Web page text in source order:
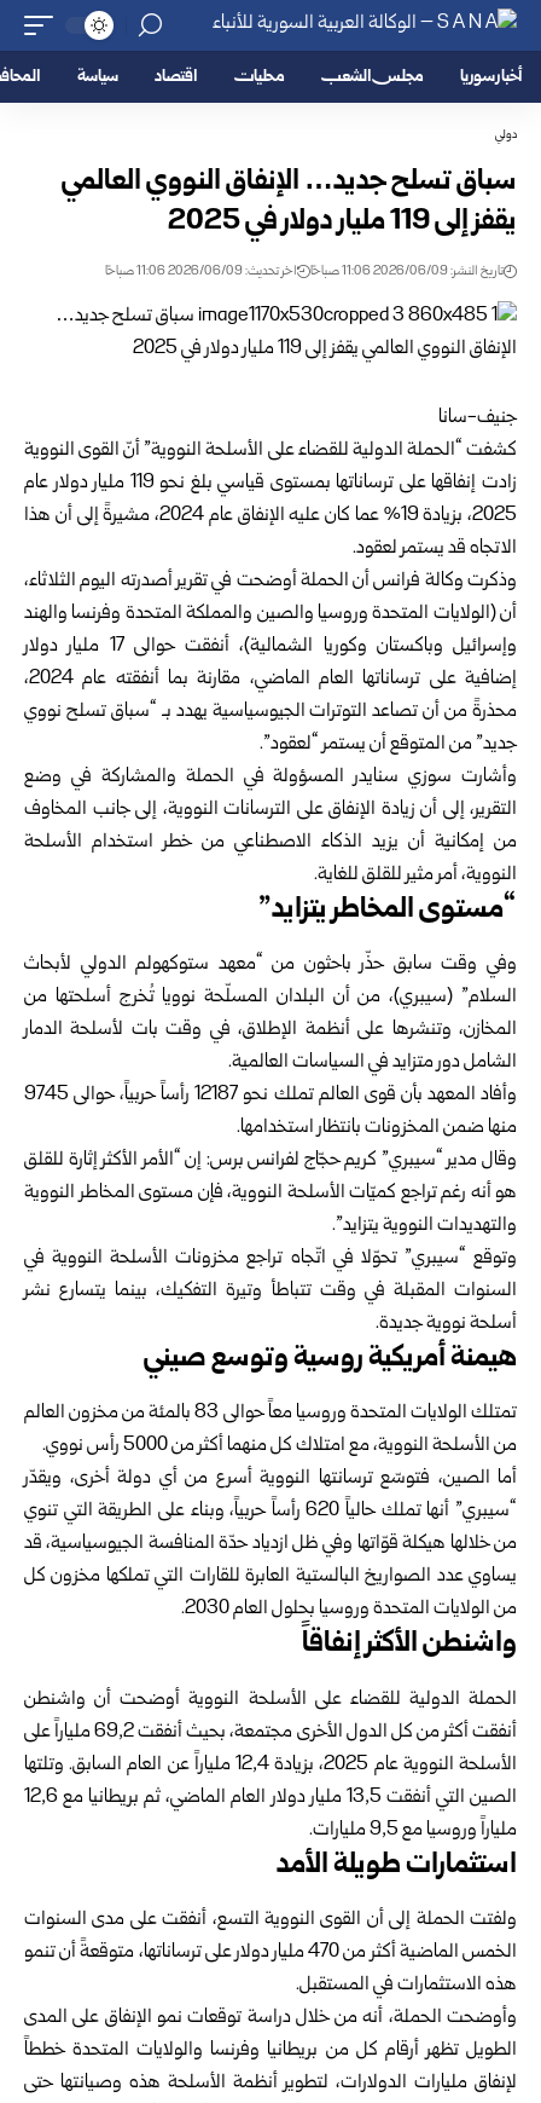
أخبار سوريا مجلس الشعب محليات اقتصاد سياسة
دولي
سباق تسلح جديد… الإنفاق النووي العالمي
يقفز إلى 119 مليار دولار في 2025
تاريخ النشر: 2026/06/09 11:06 صباحًا اخر تحديث: 2026/06/09 11:06 صباحًا
جنيف-سانا
كشفت “الحملة الدولية للقضاء على الأسلحة النووية” أنّ القوى النووية
زادت إنفاقها على ترساناتها بمستوى قياسي بلغ نحو 119 مليار دولار عام
2025، بزيادة 19% عما كان عليه الإنفاق عام 2024، مشيرةً إلى أن هذا
الاتجاه قد يستمر لعقود.
وذكرت وكالة فرانس أن الحملة أوضحت في تقرير أصدرته اليوم الثلاثاء،
أن (الولايات المتحدة وروسيا والصين والمملكة المتحدة وفرنسا والهند
وإسرائيل وباكستان وكوريا الشمالية)، أنفقت حوالى 17 مليار دولار
إضافية على ترساناتها العام الماضي، مقارنة بما أنفقته عام 2024،
محذرةً من أن تصاعد التوترات الجيوسياسية يهدد بـ “سباق تسلح نووي
جديد” من المتوقع أن يستمر “لعقود”.
وأشارت سوزي سنايدر المسؤولة في الحملة والمشاركة في وضع
التقرير، إلى أن زيادة الإنفاق على الترسانات النووية، إلى جانب المخاوف
من إمكانية أن يزيد الذكاء الاصطناعي من خطر استخدام الأسلحة
النووية، أمر مثير للقلق للغاية.
“مستوى المخاطر يتزايد”
وفي وقت سابق حذّر باحثون من “معهد ستوكهولم الدولي لأبحاث
السلام” (سيبري)، من أن البلدان المسلّحة نوويا تُخرج أسلحتها من
المخازن، وتنشرها على أنظمة الإطلاق، في وقت بات لأسلحة الدمار
الشامل دور متزايد في السياسات العالمية.
وأفاد المعهد بأن قوى العالم تملك نحو 12187 رأساً حربياً، حوالى 9745
منها ضمن المخزونات بانتظار استخدامها.
وقال مدير “سيبري” كريم حجّاج لفرانس برس: إن “الأمر الأكثر إثارة للقلق
هو أنه رغم تراجع كميّات الأسلحة النووية، فإن مستوى المخاطر النووية
والتهديدات النووية يتزايد”.
وتوقع “سيبري” تحوّلا في اتّجاه تراجع مخزونات الأسلحة النووية في
السنوات المقبلة في وقت تتباطأ وتيرة التفكيك، بينما يتسارع نشر
أسلحة نووية جديدة.
هيمنة أمريكية روسية وتوسع صيني
تمتلك الولايات المتحدة وروسيا معاً حوالى 83 بالمئة من مخزون العالم
من الأسلحة النووية، مع امتلاك كل منهما أكثر من 5000 رأس نووي.
أما الصين، فتوسّع ترسانتها النووية أسرع من أي دولة أخرى، ويقدّر
“سيبري” أنها تملك حالياً 620 رأساً حربياً، وبناء على الطريقة التي تنوي
من خلالها هيكلة قوّاتها وفي ظل ازدياد حدّة المنافسة الجيوسياسية، قد
يساوي عدد الصواريخ البالستية العابرة للقارات التي تملكها مخزون كل
من الولايات المتحدة وروسيا بحلول العام 2030.
واشنطن الأكثر إنفاقاً
الحملة الدولية للقضاء على الأسلحة النووية أوضحت أن واشنطن
أنفقت أكثر من كل الدول الأخرى مجتمعة، بحيث أنفقت 69,2 ملياراً على
الأسلحة النووية عام 2025، بزيادة 12,4 ملياراً عن العام السابق. وتلتها
الصين التي أنفقت 13,5 مليار دولار العام الماضي، ثم بريطانيا مع 12,6
ملياراً وروسيا مع 9,5 مليارات.
استثمارات طويلة الأمد
ولفتت الحملة إلى أن القوى النووية التسع، أنفقت على مدى السنوات
الخمس الماضية أكثر من 470 مليار دولار على ترساناتها، متوقعةً أن تنمو
هذه الاستثمارات في المستقبل.
وأوضحت الحملة، أنه من خلال دراسة توقعات نمو الإنفاق على المدى
الطويل تظهر أرقام كل من بريطانيا وفرنسا والولايات المتحدة خططاً
لإنفاق مليارات الدولارات، لتطوير أنظمة الأسلحة هذه وصيانتها حتى